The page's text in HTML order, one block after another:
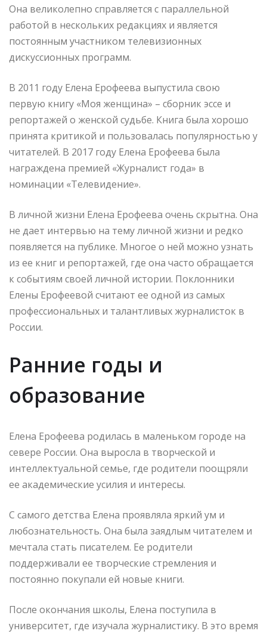
Она великолепно справляется с параллельной
работой в нескольких редакциях и является
постоянным участником телевизионных
дискуссионных программ.
В 2011 году Елена Ерофеева выпустила свою
первую книгу «Моя женщина» – сборник эссе и
репортажей о женской судьбе. Книга была хорошо
принята критикой и пользовалась популярностью у
читателей. В 2017 году Елена Ерофеева была
награждена премией «Журналист года» в
номинации «Телевидение».
В личной жизни Елена Ерофеева очень скрытна. Она
не дает интервью на тему личной жизни и редко
появляется на публике. Многое о ней можно узнать
из ее книг и репортажей, где она часто обращается
к событиям своей личной истории. Поклонники
Елены Ерофеевой считают ее одной из самых
профессиональных и талантливых журналисток в
России.
Ранние годы и
образование
Елена Ерофеева родилась в маленьком городе на
севере России. Она выросла в творческой и
интеллектуальной семье, где родители поощряли
ее академические усилия и интересы.
С самого детства Елена проявляла яркий ум и
любознательность. Она была заядлым читателем и
мечтала стать писателем. Ее родители
поддерживали ее творческие стремления и
постоянно покупали ей новые книги.
После окончания школы, Елена поступила в
университет, где изучала журналистику. В это время